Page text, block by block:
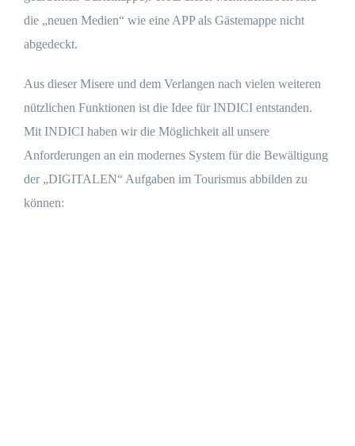
die „neuen Medien“ wie eine APP als Gästemappe nicht
abgedeckt.
Aus dieser Misere und dem Verlangen nach vielen weiteren
nützlichen Funktionen ist die Idee für INDICI entstanden.
Mit INDICI haben wir die Möglichkeit all unsere
Anforderungen an ein modernes System für die Bewältigung
der „DIGITALEN“ Aufgaben im Tourismus abbilden zu
können: